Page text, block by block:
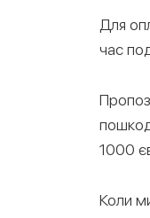
Для
час
1000
Коли